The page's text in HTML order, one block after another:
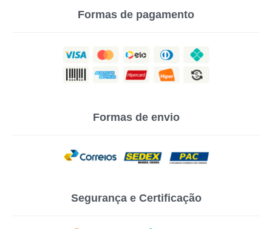
Formas de pagamento
Formas de envio
Segurança e Certificação